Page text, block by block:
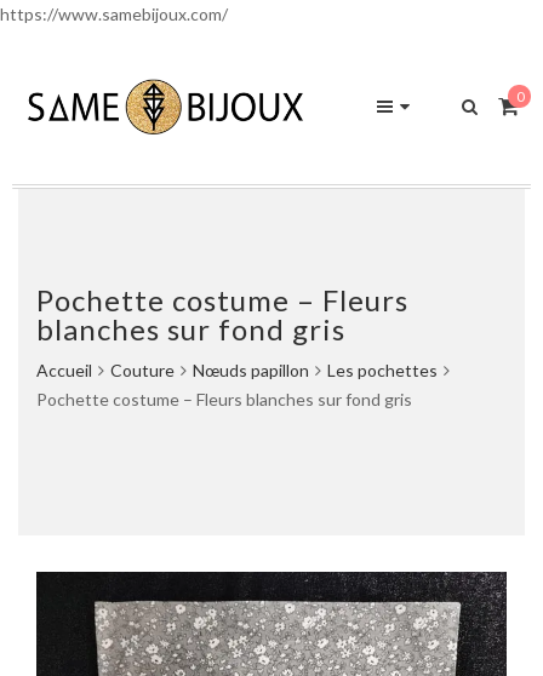
https://www.samebijoux.com/
0
Pochette costume – Fleurs
blanches sur fond gris
Accueil Couture Nœuds papillon
Les pochettes
Pochette costume – Fleurs blanches sur fond gris